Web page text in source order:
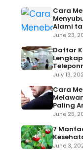
Cara
Alami
June 23,
Daftar
July 13,
Cara
Paling
June 25,
7
June 3,